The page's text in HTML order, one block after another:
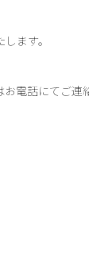
ます。
電話にてご連